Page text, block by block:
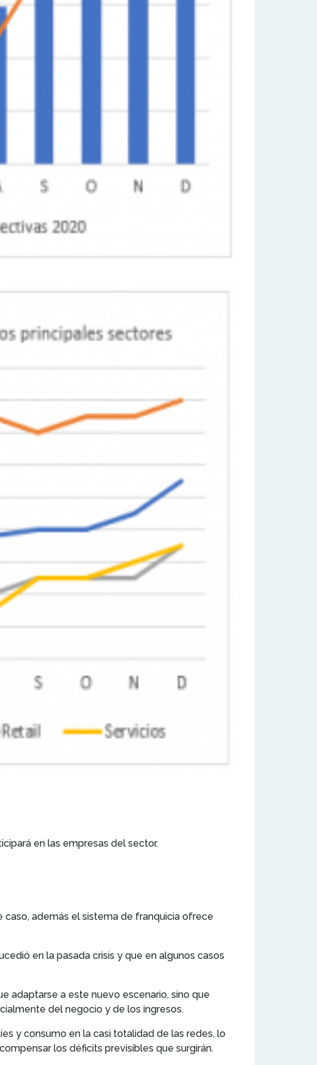
en las empresas del sector.
además el sistema de franquicia ofrece
en la pasada crisis y que en algunos casos
adaptarse a este nuevo escenario, sino que
del negocio y de los ingresos.
y consumo en la casi totalidad de las redes, lo
los déficits previsibles que surgirán.